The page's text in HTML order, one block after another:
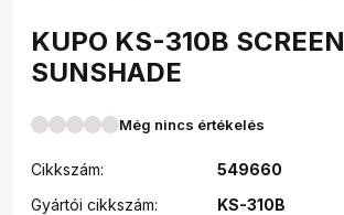
KUPO KS-310B SCREEN
SUNSHADE
Még nincs értékelés
Cikkszám:
549660
Gyártói cikkszám:
KS-310B